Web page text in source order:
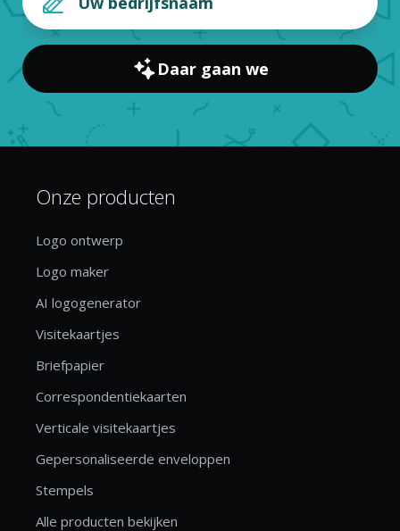
Daar gaan we
Onze producten
Logo ontwerp
Logo maker
AI logogenerator
Visitekaartjes
Briefpapier
Correspondentiekaarten
Verticale visitekaartjes
Gepersonaliseerde enveloppen
Stempels
Alle producten bekijken